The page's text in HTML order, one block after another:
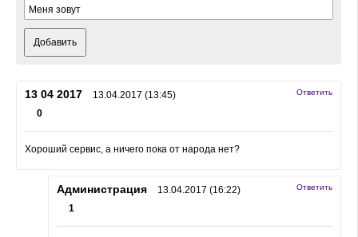
Добавить
Ответить
13 04 2017
13.04.2017 (13:45)
0
Хороший сервис, а ничего пока от народа нет?
Ответить
Администрация
13.04.2017 (16:22)
1